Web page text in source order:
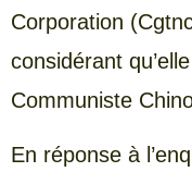
Corporation
considérant
Communiste
En réponse à